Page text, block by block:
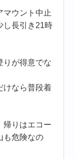
マウント中止
し長引き21時
りが得意でな
けなら普段着
帰りはエコー
も危険なの